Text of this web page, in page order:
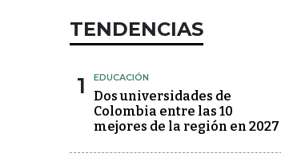
TENDENCIAS
1 EDUCACIÓN
Dos universidades de
Colombia entre las 10
mejores de la región en 2027